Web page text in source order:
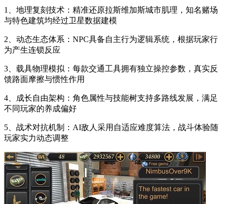
1、地理复刻技术：精准还原拉斯维加斯城市肌理，知名赌场
与特色建筑均经过卫星数据建模
2、动态生态体系：NPC具备自主行为逻辑系统，根据玩家行
为产生连锁反应
3、载具物理模拟：每款交通工具拥有独立操控参数，真实反
馈路面摩擦与惯性作用
4、成长自由架构：角色属性与技能树支持多路线发展，满足
不同玩家的养成偏好
5、战术对抗机制：AI敌人采用自适应难度算法，战斗体验随
玩家实力动态调整